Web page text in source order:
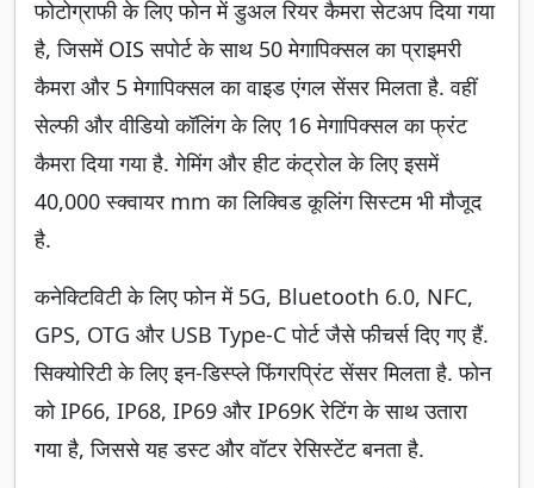
फोटोग्राफी के लिए फोन में डुअल रियर कैमरा सेटअप दिया गया
है, जिसमें OIS सपोर्ट के साथ 50 मेगापिक्सल का प्राइमरी
कैमरा और 5 मेगापिक्सल का वाइड एंगल सेंसर मिलता है. वहीं
सेल्फी और वीडियो कॉलिंग के लिए 16 मेगापिक्सल का फ्रंट
कैमरा दिया गया है. गेमिंग और हीट कंट्रोल के लिए इसमें
40,000 स्क्वायर mm का लिक्विड कूलिंग सिस्टम भी मौजूद
है.
कनेक्टिविटी के लिए फोन में 5G, Bluetooth 6.0, NFC,
GPS, OTG और USB Type-C पोर्ट जैसे फीचर्स दिए गए हैं.
सिक्योरिटी के लिए इन-डिस्प्ले फिंगरप्रिंट सेंसर मिलता है. फोन
को IP66, IP68, IP69 और IP69K रेटिंग के साथ उतारा
गया है, जिससे यह डस्ट और वॉटर रेसिस्टेंट बनता है.